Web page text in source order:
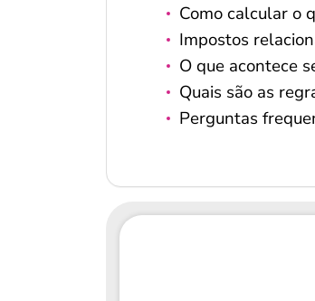
Como calcular o
Impostos
O que acontece
Quais são as
Perguntas